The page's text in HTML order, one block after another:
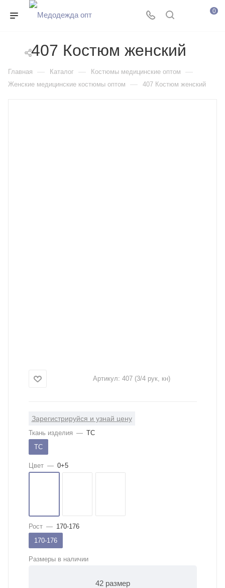
0
407 Костюм женский
Главная — Каталог — Костюмы медицинские оптом —
Женские медицинские костюмы оптом — 407 Костюм женский
Артикул: 407 (3/4 рук, кн)
Зарегистрируйся и узнай цену
Ткань изделия — ТС
ТС
Цвет — 0+5
Рост — 170-176
170-176
Размеры в наличии
42 размер